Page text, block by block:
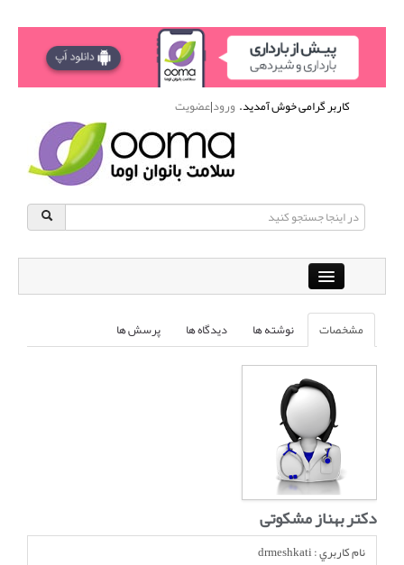
کاربر گرامی خوش آمدید.ورود|عضویت
باشگاه آنلاین ورزشی اوما
دانشنامه سلامت بانوان
انجمن متخصصین زنان و اوما
فهرست مواد غذایی
تماس با ما
مشخصات نوشته ها دیدگاه ها پرسش ها
دکتر بهناز مشکوتی
نام کاربري : drmeshkati